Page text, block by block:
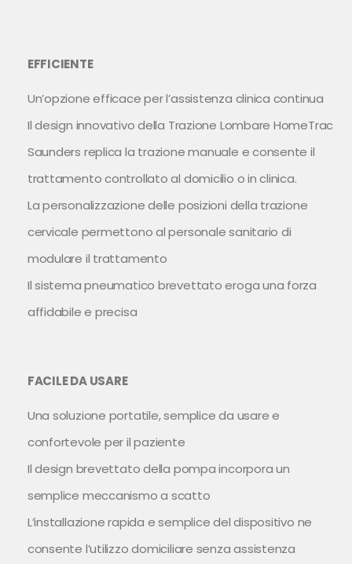
EFFICIENTE
Un’opzione efficace per l’assistenza clinica continua
Il design innovativo della Trazione Lombare HomeTrac
Saunders replica la trazione manuale e consente il
trattamento controllato al domicilio o in clinica.
La personalizzazione delle posizioni della trazione
cervicale permettono al personale sanitario di
modulare il trattamento
Il sistema pneumatico brevettato eroga una forza
affidabile e precisa
FACILE DA USARE
Una soluzione portatile, semplice da usare e
confortevole per il paziente
Il design brevettato della pompa incorpora un
semplice meccanismo a scatto
L’installazione rapida e semplice del dispositivo ne
consente l’utilizzo domiciliare senza assistenza